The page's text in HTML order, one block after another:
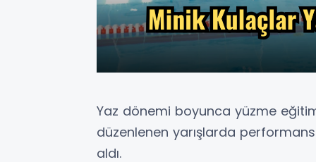
Yaz dönemi boyunca yüzme
düzenlenen yarışlarda
aldı.